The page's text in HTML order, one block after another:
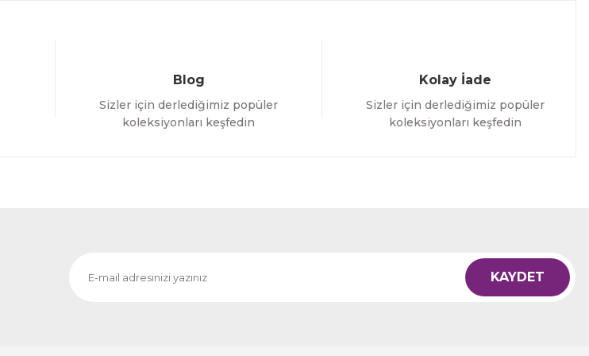
Blog
Sizler için derlediğimiz popüler
koleksiyonları keşfedin
Kolay İade
Sizler için derlediğimiz popüler
koleksiyonları keşfedin
KAYDET